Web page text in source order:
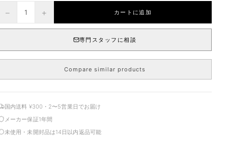
− 1 + カートに追加
専門スタッフに相談
Compare similar products
国内送料 ¥300・2〜5営業日でお届け
メーカー保証1年間
未使用・未開封品は14日以内返品可能